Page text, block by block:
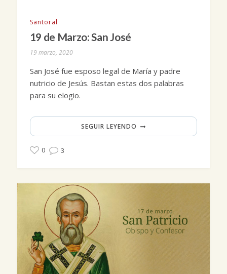
Santoral
19 de Marzo: San José
19 marzo, 2020
San José fue esposo legal de María y padre
nutricio de Jesús. Bastan estas dos palabras
para su elogio.
SEGUIR LEYENDO
0 3